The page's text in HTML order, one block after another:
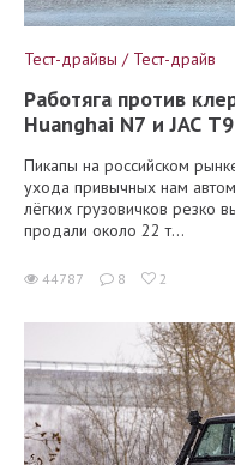
Тест-драйвы / Тест-драйв
Работяга против
Huanghai N7 и JAC T9
Пикапы на российском
ухода привычных нам
лёгких грузовичков резко
продали около 22 т...
44787 8 2